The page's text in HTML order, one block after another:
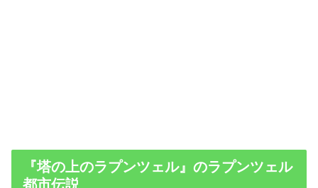
『塔の上のラプンツェル』のラプンツェル
都市伝説